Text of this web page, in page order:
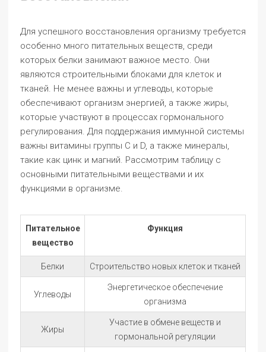
Для успешного восстановления организму требуется
особенно много питательных веществ, среди
которых белки занимают важное место. Они
являются строительными блоками для клеток и
тканей. Не менее важны и углеводы, которые
обеспечивают организм энергией, а также жиры,
которые участвуют в процессах гормонального
регулирования. Для поддержания иммунной системы
важны витамины группы C и D, а также минералы,
такие как цинк и магний. Рассмотрим таблицу с
основными питательными веществами и их
функциями в организме.
Питательное
вещество
Функция
Белки Строительство новых клеток и тканей
Углеводы
Энергетическое обеспечение
организма
Жиры
Участие в обмене веществ и
гормональной регуляции